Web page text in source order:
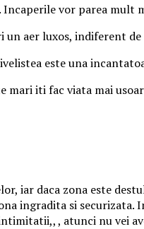
vor parea mult
un aer luxos, indiferent
este una
iti fac viata mai
iar daca zona este
ingradita si securizata.
, atunci nu vei